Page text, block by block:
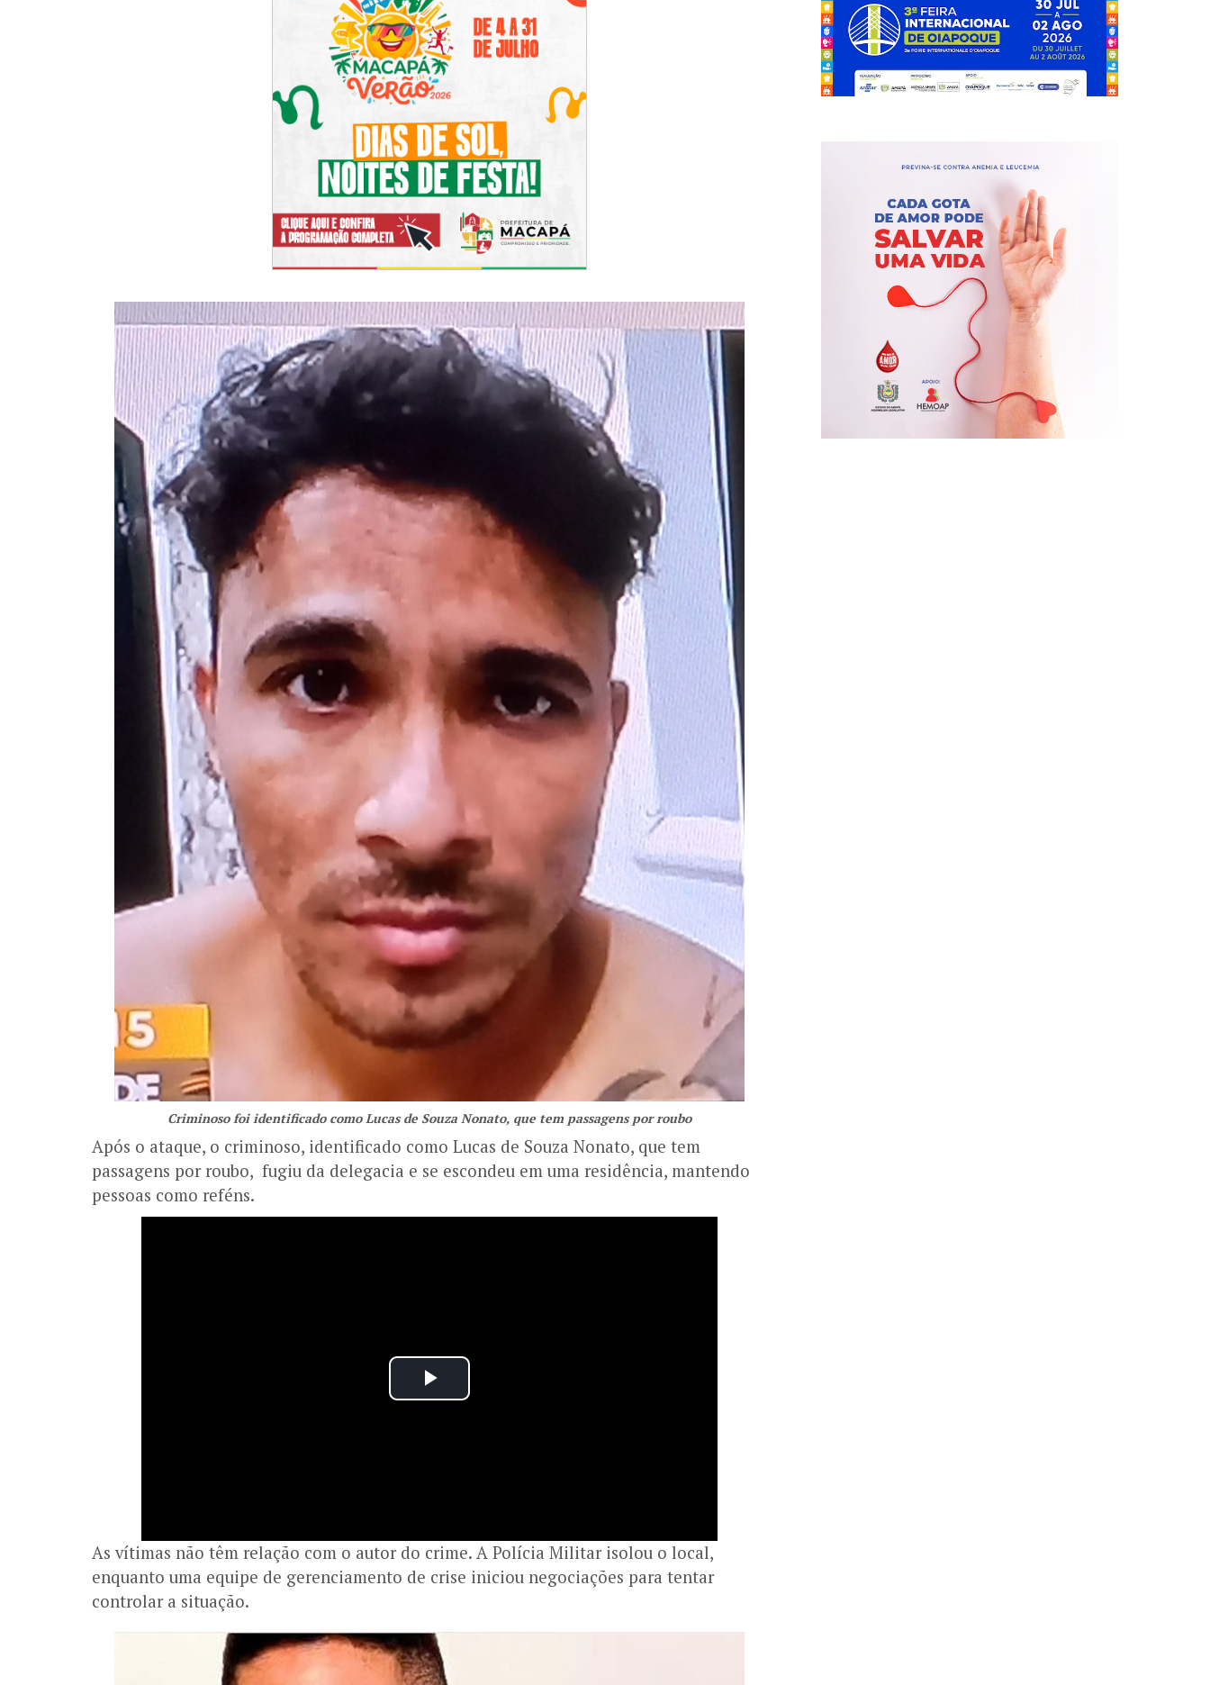
Criminoso foi identificado como Lucas de Souza Nonato, que tem passagens por roubo
Após o ataque, o criminoso, identificado como Lucas de Souza Nonato, que tem
passagens por roubo, fugiu da delegacia e se escondeu em uma residência, mantendo
pessoas como reféns.
As vítimas não têm relação com o autor do crime. A Polícia Militar isolou o local,
enquanto uma equipe de gerenciamento de crise iniciou negociações para tentar
controlar a situação.